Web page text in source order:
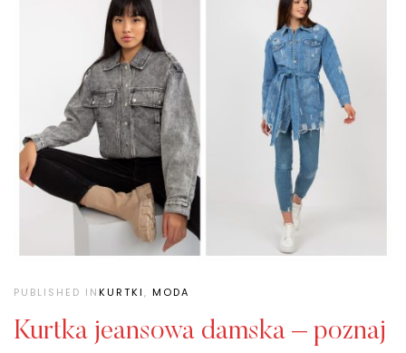
PUBLISHED INKURTKI, MODA
Kurtka jeansowa damska – poznaj